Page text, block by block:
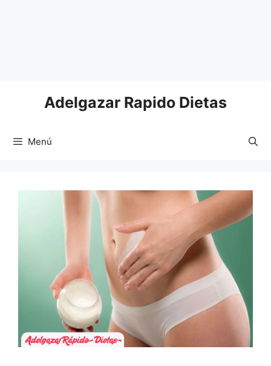
Adelgazar Rapido Dietas
Menú